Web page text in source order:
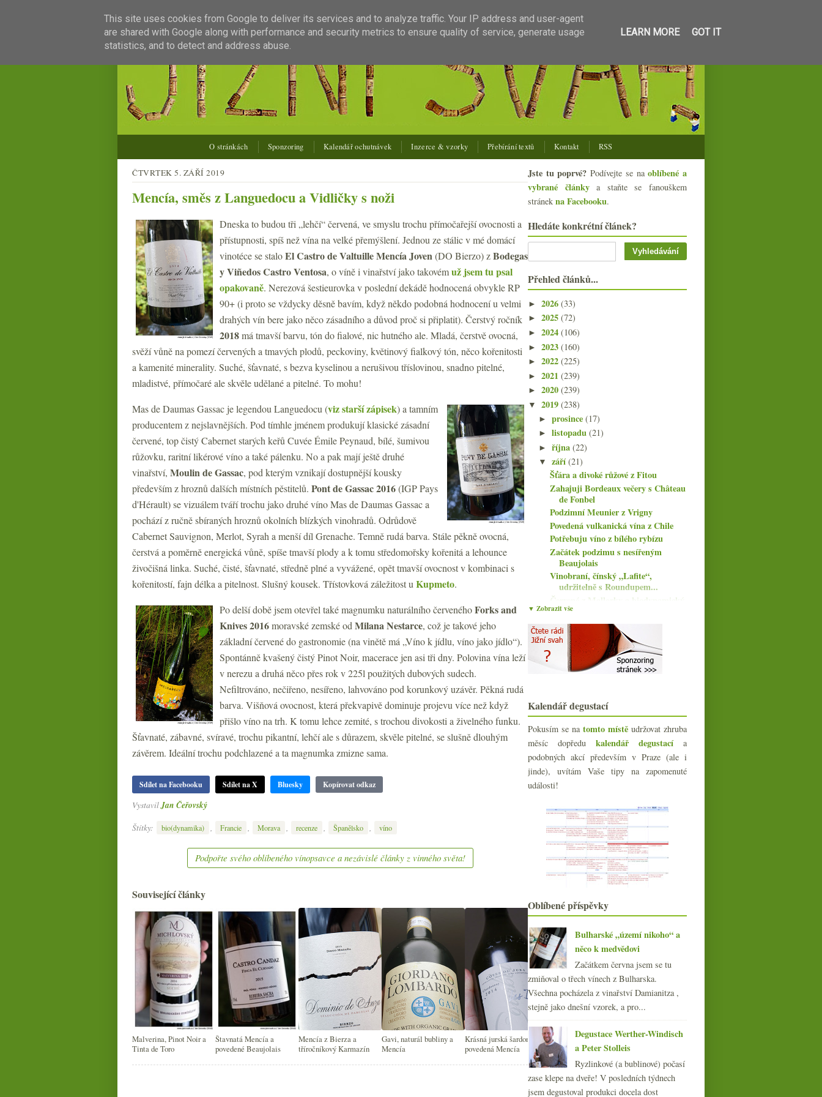
O stránkách Sponzoring Kalendář ochutnávek Inzerce & vzorky Přebírání textů Kontakt RSS
ČTVRTEK 5. ZÁŘÍ 2019
Mencía, směs z Languedocu a Vidličky s noži
Dneska to budou tři „lehčí“ červená, ve smyslu trochu přímočařejší ovocnosti a
přístupnosti, spíš než vína na velké přemýšlení. Jednou ze stálic v mé domácí
vinotéce se staloEl Castro de Valtuille Mencía Joven(DO Bierzo) zBodegas
y Viñedos Castro Ventosa, o víně i vinařství jako takovémuž jsem tu psal
opakovaně. Nerezová šestieurovka v poslední dekádě hodnocená obvykle RP
90+ (i proto se vždycky děsně bavím, když někdo podobná hodnocení u velmi
drahých vín bere jako něco zásadního a důvod proč si připlatit). Čerstvý ročník
2018má tmavší barvu, tón do fialové, nic hutného ale. Mladá, čerstvě ovocná,
svěží vůně na pomezí červených a tmavých plodů, peckoviny, květinový fialkový tón, něco kořenitosti
a kamenité minerality. Suché, šťavnaté, s bezva kyselinou a nerušivou tříslovinou, snadno pitelné,
mladistvé, přímočaré ale skvěle udělané a pitelné. To mohu!
Mas de Daumas Gassac je legendou Languedocu (viz starší zápisek) a tamním
producentem z nejslavnějších. Pod tímhle jménem produkují klasické zásadní
červené, top čistý Cabernet starých keřů Cuvée Émile Peynaud, bílé, šumivou
růžovku, raritní likérové víno a také pálenku. No a pak mají ještě druhé
vinařství, Moulin de Gassac, pod kterým vznikají dostupnější kousky
především z hroznů dalších místních pěstitelů. Pont de Gassac 2016(IGP Pays
d'Hérault) se vizuálem tváří trochu jako druhé víno Mas de Daumas Gassac a
pochází z ručně sbíraných hroznů okolních blízkých vinohradů. Odrůdově
Cabernet Sauvignon, Merlot, Syrah a menší díl Grenache. Temně rudá barva. Stále pěkně ovocná,
čerstvá a poměrně energická vůně, spíše tmavší plody a k tomu středomořsky kořenitá a lehounce
živočišná linka. Suché, čisté, šťavnaté, středně plné a vyvážené, opět tmavší ovocnost v kombinaci s
kořenitostí, fajn délka a pitelnost. Slušný kousek. Třístovková záležitost u Kupmeto.
Po delší době jsem otevřel také magnumku naturálního červenéhoForks and
Knives 2016moravské zemské od Milana Nestarce, což je takové jeho
základní červené do gastronomie (na vinětě má „Víno k jídlu, víno jako jídlo“).
Spontánně kvašený čistý Pinot Noir, macerace jen asi tři dny. Polovina vína leží
v nerezu a druhá něco přes rok v 225l použitých dubových sudech.
Nefiltrováno, nečiřeno, nesířeno, lahvováno pod korunkový uzávěr. Pěkná rudá
barva. Višňová ovocnost, která překvapivě dominuje projevu více než když
přišlo víno na trh. K tomu lehce zemité, s trochou divokosti a živelného funku.
Šťavnaté, zábavné, svíravé, trochu pikantní, lehčí ale s důrazem, skvěle pitelné, se slušně dlouhým
závěrem. Ideální trochu podchlazené a ta magnumka zmizne sama.
Sdílet na Facebooku Sdílet na X Bluesky Kopírovat odkaz
VystavilJan Čeřovský
Štítky:
bio(dynamika) Francie Morava recenze Španělsko víno
Podpořte svého oblíbeného vínopsavce a nezávislé články z vinného světa!
Související články
Malverina, Pinot Noir a
Tinta de Toro
Štavnatá Mencía a
povedené Beaujolais
Mencía z Bierza a
tříročníkový Karmazín
Gavi, naturál bubliny a
Mencía
Krásná jurská šardonka a
povedená Mencía
Riesling, Champagne a
Mencía v Mariánských
Lázních
Jste tu poprvé? Podívejte se naoblíbené a
vybrané článkya staňte se fanouškem
stránek na Facebooku.
Hledáte konkrétní článek?
Přehled článků...
► 2026 (33)
► 2025 (72)
► 2024 (106)
► 2023 (160)
► 2022 (225)
► 2021 (239)
► 2020 (239)
▼ 2019 (238)
►prosince(17)
►listopadu(21)
►října(22)
▼září(21)
Šťára a divoké růžové z Fitou
Zahajuji Bordeaux večery s Château
de Fonbel
Podzimní Meunier z Vrigny
Povedená vulkanická vína z Chile
Potřebuju víno z bílého rybízu
Začátek podzimu s nesířeným
Beaujolais
Vinobraní, čínský „Lafite“,
udržitelně s Roundupem...
Červené z Mallorky a biodynamický
Riesling
Parádní starosvětský jurský
Savagnin
Špičkové Chardonnay od
Emmanuela Brocheta
Sada moravských červených a bezva
Slovensku kaly ne ...
Pinot od Sůkala a tradice z Jury
Dvě bílá v novém winebaru
AdVivum
3x Jura od Domaine Pêcheur
MBP od Kuby Nováka a jeden
Mencía, směs z Languedocu a
Vidličky s noži
Jak se v burgundských vinicích
oteplilo
Parádní šumivá oranžáda
Hudební cava od Jané Ventura
►července(18)
►června(20)
►května(21)
► dubna(20)
►března(20)
► února (19)
► ledna(22)
►2018(240)
►2017(240)
2016 (250)
►2015(251)
►2014(254)
►2013(249)
►2012(254)
▼ Zobrazit vše
Kalendář degustací
Pokusím se na tomto místě udržovat zhruba
měsíc dopředu kalendář degustacía
podobných akcí především v Praze (ale i
jinde), uvítám Vaše tipy na zapomenuté
události!
Oblíbené příspěvky
Bulharské „území nikoho“ a
něco k medvědovi
Začátkem června jsem se tu
zmiňoval o třech vínech z Bulharska.
Všechna pocházela z vinařství Damianitza ,
stejně jako dnešní vzorek, a pro...
Degustace Werther-Windisch
a Peter Stolleis
Ryzlinkové (a bublinové) počasí
zase klepe na dveře! V posledních týdnech
jsem degustoval produkci docela dost
This site uses cookies from Google to deliver its services and to analyze traffic. Your IP address and user-agent
are shared with Google along with performance and security metrics to ensure quality of service, generate usage
statistics, and to detect and address abuse.
LEARN MORE GOT IT